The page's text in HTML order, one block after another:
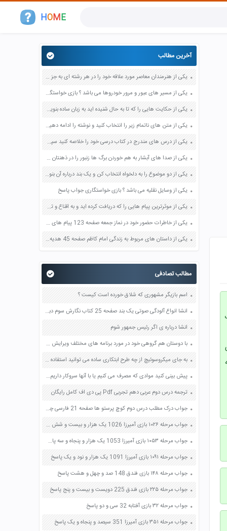
HOME
آخرین مطالب
یکی از هنرمندان معاصر مورد علاقه خود را در هر رشته ای به جز عکاسی صفحه 69 فرهنگ و هنر نهم
یکی از مسیر های عبور و مرور خودروها می باشد ؟ بازی خواستگاری جواب پاسخ
یکی از حکایت هایی را که تا به حال شنیده اید به زبان ساده بنویسید صفحه 97 نگارش ششم دبستان
یکی از متن های ناتمام زیر را انتخاب کنید و نوشته را ادامه دهید صفحه 73 و 74 کتاب نگارش فارسی پنجم دبستان
یکی از درس های مندرج در کتاب درسی خود را خلاصه کنید سپس متن خلاصه شده را با بهره گیری از روش های دسته بندی نمودار جدول نقشه مفهومی نشان دهید صفحه 118 نگارش یازدهم
یکی از صدا های آبشار به هم خوردن برگ ها زنبور را در ذهنتان مجسم کنید و درباره آن یک بند بنویسید صفحه 11 نگارش پنجم
یکی از دو موضوع را به دلخواه انتخاب کن و یک بند درباره آن بنویس صفحه 35 کتاب نگارش فارسی سوم
یکی از وسایل نقلیه می باشد ؟ بازی خواستگاری جواب پاسخ
یکی از موثرترین پیام هایی را که دریافت کرده اید و به اقناع و تغییری جدی در شما منجر شده است برسی کنید و علت این تاثیر گذاری قابل توجه را بنویسید صفحه 52 تفکر و سواد رسانه ای دهم
یکی از خاطرات حضور خود در نماز جمعه صفحه 123 پیام های آسمان هفتم
یکی از داستان های مربوط به زندگی امام کاظم صفحه 45 هدیه های آسمان چهارم
مطالب تصادفی
اسم بازیگر مشهوری که شلاق خورده است کیست ؟
انشا انواع آلودگی صوتی یک بند صفحه 25 کتاب نگارش سوم دبستان
انشا درباره ی اگر رئیس جمهور شوم
با دوستان هم گروهی خود در مورد برنامه های مختلف ویرایش تصویر صدا و ویدئو گفت و گو کنید در این زمینه از دبیر خود راهنمایی بگیرید صفحه 68 کار و فناوری هشتم
به جای میکروسوئیچ از چه طرح ابتکاری ساده می توانید استفاده کنید صفحه 37 کار و فناوری هشتم
پیش بینی کنید موادی که مصرف می کنیم یا با آنها سروکار داریم عنصرند یا ترکیب برای پیش بینی خود دلیل بیاورید صفحه 20 علوم هفتم
ترجمه درس دوم عربی دهم تجربی Pdf پی دی اف کامل رایگان
جواب درک مطلب درس دوم کوچ پرستو ها صفحه 21 فارسی چهارم
جواب مرحله ۱۰۲۶ بازی آمیرزا 1026 یک هزار و بیست و شش پاسخ
جواب مرحله ۱۰۵۳ بازی آمیرزا 1053 یک هزار و پنجاه و سه پاسخ
جواب مرحله ۱۰۹۱ بازی آمیرزا 1091 یک هزار و نود و یک پاسخ
جواب مرحله ۱۴۸ بازی فندق 148 صد و چهل و هشت پاسخ
جواب مرحله ۲۲۵ بازی فندق 225 دویست و بیست و پنج پاسخ
جواب مرحله ۳۲ بازی آفتابه 32 سی و دو پاسخ
جواب مرحله ۳۵۱ بازی آمیرزا 351 سیصد و پنجاه و یک پاسخ